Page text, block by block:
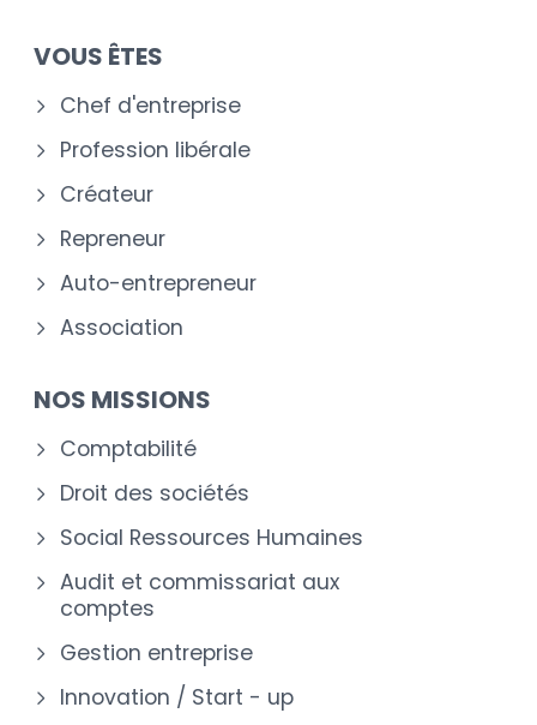
VOUS ÊTES
Chef d'entreprise
Profession libérale
Créateur
Repreneur
Auto-entrepreneur
Association
NOS MISSIONS
Comptabilité
Droit des sociétés
Social Ressources Humaines
Audit et commissariat aux
comptes
Gestion entreprise
Innovation / Start - up